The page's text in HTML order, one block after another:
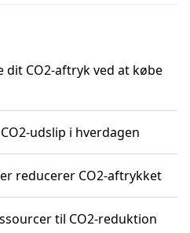
dit CO2-aftryk ved at købe
udslip i hverdagen
reducerer CO2-aftrykket
til CO2-reduktion